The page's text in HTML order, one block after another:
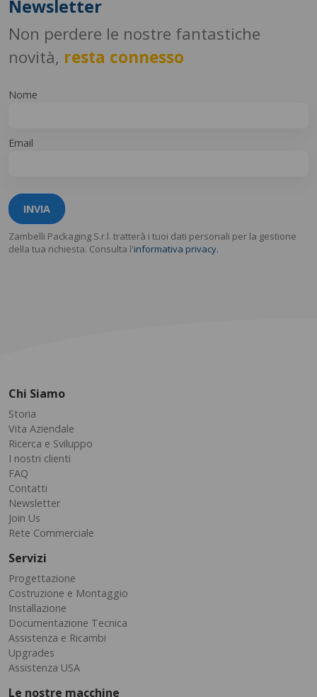
Newsletter
Non perdere le nostre fantastiche
novità, resta connesso
Nome
Email
INVIA
Zambelli Packaging S.r.l. tratterà i tuoi dati personali per la gestione
della tua richiesta. Consulta l'informativa privacy.
Chi Siamo
Storia
Vita Aziendale
Ricerca e Sviluppo
I nostri clienti
FAQ
Contatti
Newsletter
Join Us
Rete Commerciale
Servizi
Progettazione
Costruzione e Montaggio
Installazione
Documentazione Tecnica
Assistenza e Ricambi
Upgrades
Assistenza USA
Le nostre macchine